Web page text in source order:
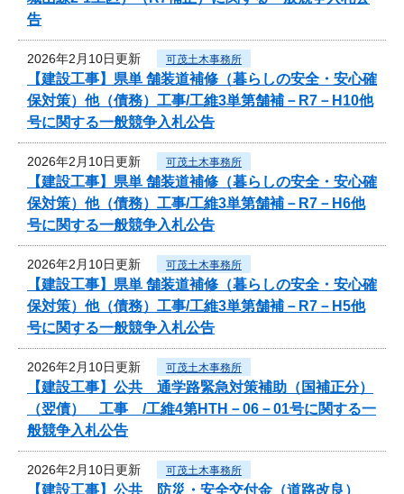
告
2026年2月10日更新 可茂土木事務所
【建設工事】県単 舗装道補修（暮らしの安全・安心確
保対策）他（債務）工事/工維3単第舗補－R7－H10他
号に関する一般競争入札公告
2026年2月10日更新 可茂土木事務所
【建設工事】県単 舗装道補修（暮らしの安全・安心確
保対策）他（債務）工事/工維3単第舗補－R7－H6他
号に関する一般競争入札公告
2026年2月10日更新 可茂土木事務所
【建設工事】県単 舗装道補修（暮らしの安全・安心確
保対策）他（債務）工事/工維3単第舗補－R7－H5他
号に関する一般競争入札公告
2026年2月10日更新 可茂土木事務所
【建設工事】公共 通学路緊急対策補助（国補正分）
（翌債） 工事 /工維4第HTH－06－01号に関する一
般競争入札公告
2026年2月10日更新 可茂土木事務所
【建設工事】公共 防災・安全交付金（道路改良）